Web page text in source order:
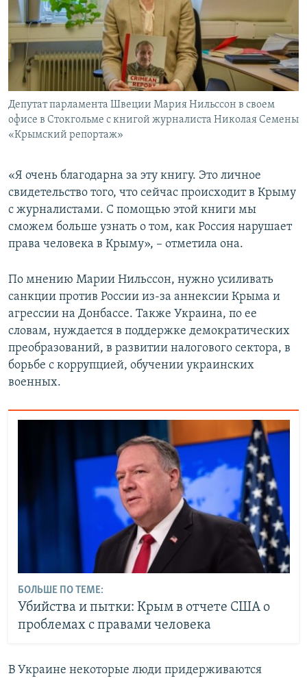
Депутат парламента Швеции Мария Нильссон в своем
офисе в Стокгольме с книгой журналиста Николая Семены
«Крымский репортаж»
«Я очень благодарна за эту книгу. Это личное
свидетельство того, что сейчас происходит в Крыму
с журналистами. С помощью этой книги мы
сможем больше узнать о том, как Россия нарушает
права человека в Крыму», – отметила она.
По мнению Марии Нильссон, нужно усиливать
санкции против России из-за аннексии Крыма и
агрессии на Донбассе. Также Украина, по ее
словам, нуждается в поддержке демократических
преобразований, в развитии налогового сектора, в
борьбе с коррупцией, обучении украинских
военных.
БОЛЬШЕ ПО ТЕМЕ:
Убийства и пытки: Крым в отчете США о
проблемах с правами человека
В Украине некоторые люди придерживаются